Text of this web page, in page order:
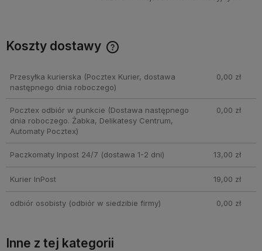
Koszty dostawy
Przesyłka kurierska (Pocztex Kurier, dostawa
następnego dnia roboczego)
0,00 zł
Pocztex odbiór w punkcie (Dostawa następnego
dnia roboczego. Żabka, Delikatesy Centrum,
Automaty Pocztex)
0,00 zł
Paczkomaty Inpost 24/7 (dostawa 1-2 dni) 13,00 zł
Kurier InPost 19,00 zł
odbiór osobisty(odbiór w siedzibie firmy) 0,00 zł
Inne z tej kategorii